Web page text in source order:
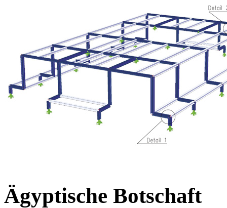
Ägyptische Botschaft